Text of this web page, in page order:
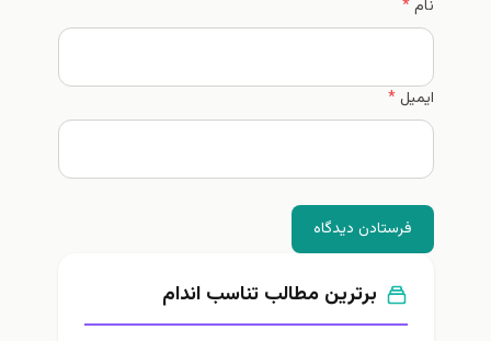
دیدگاه
برترین مطالب تناسب اندام